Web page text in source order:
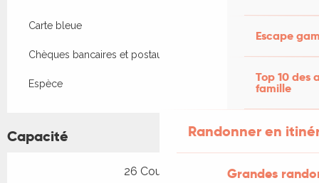
Escape
Top 10 des
famille
Randonner en
Grandes
Carte bleue
Chèques bancaires et postaux
Espèce
Capacité
26 Couvert(s)